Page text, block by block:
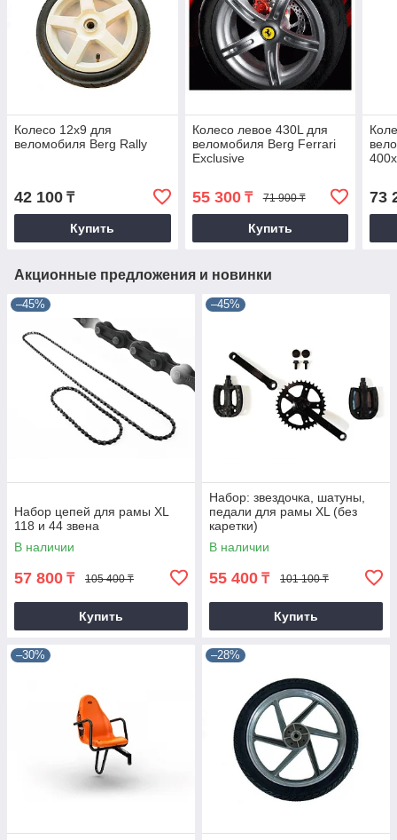
Колесо 12x9 для
веломобиля Berg Rally
42 100 ₸
Купить
Колесо левое 430L для
веломобиля Berg Ferrari
Exclusive
55 300₸ 71 900 ₸
Купить
73
Акционные предложения и новинки
–45%
Набор цепей для рамы XL
118 и 44 звена
В наличии
57 800 ₸ 105 400 ₸
Купить
–45%
Набор: звездочка, шатуны,
педали для рамы XL (без
каретки)
В наличии
55 400 ₸ 101 100 ₸
Купить
–30% –28%